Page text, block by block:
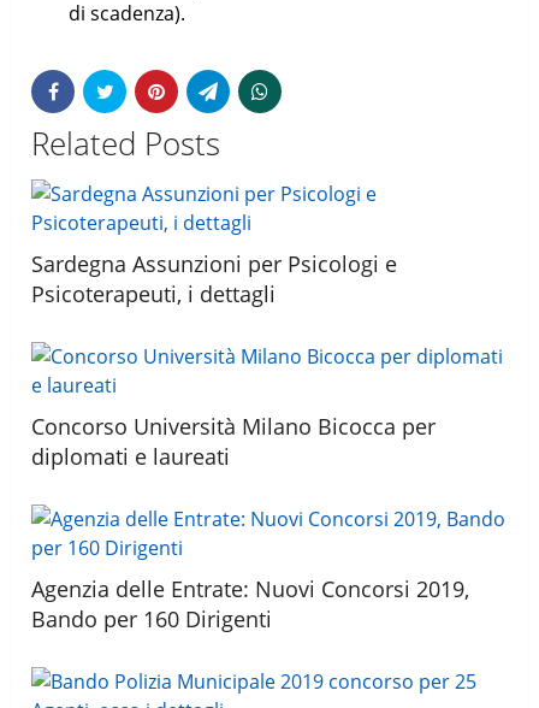
di scadenza).
Related Posts
Sardegna Assunzioni per Psicologi e
Psicoterapeuti, i dettagli
Concorso Università Milano Bicocca per
diplomati e laureati
Agenzia delle Entrate: Nuovi Concorsi 2019,
Bando per 160 Dirigenti